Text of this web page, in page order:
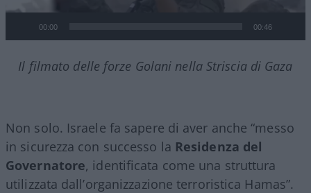
00:00 00:46
Il filmato delle forze Golani nella Striscia di Gaza
Non solo. Israele fa sapere di aver anche “messo
in sicurezza con successo la Residenza del
Governatore, identificata come una struttura
utilizzata dall’organizzazione terroristica Hamas”.